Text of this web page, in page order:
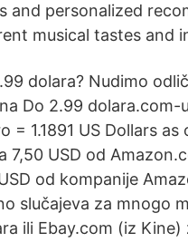
and personalized
musical tastes and
dolara? Nudimo
Do 2.99 dolara.com-
= 1.1891 US Dollars
7,50 USD od
od kompanije
slučajeva za mnogo
ili Ebay.com (iz Kine)